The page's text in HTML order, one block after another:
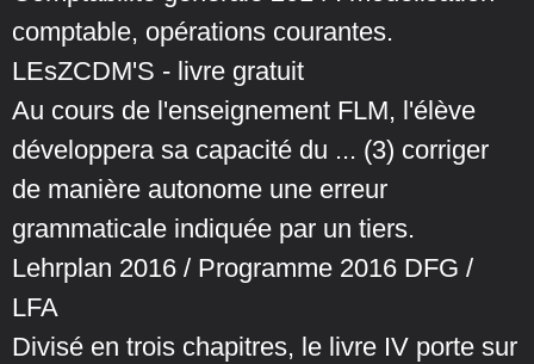
comptable, opérations courantes.
LEsZCDM'S - livre gratuit
Au cours de l'enseignement FLM, l'élève
développera sa capacité du ... (3) corriger
de manière autonome une erreur
grammaticale indiquée par un tiers.
Lehrplan 2016 / Programme 2016 DFG /
LFA
Divisé en trois chapitres, le livre IV porte sur